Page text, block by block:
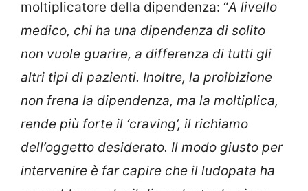
moltiplicatore della dipendenza: “A livello
medico, chi ha una dipendenza di solito
non vuole guarire, a differenza di tutti gli
altri tipi di pazienti. Inoltre, la proibizione
non frena la dipendenza, ma la moltiplica,
rende più forte il ‘craving’, il richiamo
dell’oggetto desiderato. Il modo giusto per
intervenire è far capire che il ludopata ha